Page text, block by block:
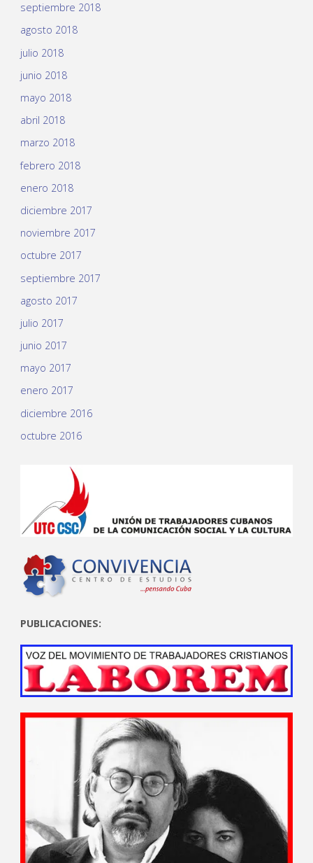
septiembre 2018
agosto 2018
julio 2018
junio 2018
mayo 2018
abril 2018
marzo 2018
febrero 2018
enero 2018
diciembre 2017
noviembre 2017
octubre 2017
septiembre 2017
agosto 2017
julio 2017
junio 2017
mayo 2017
enero 2017
diciembre 2016
octubre 2016
PUBLICACIONES: